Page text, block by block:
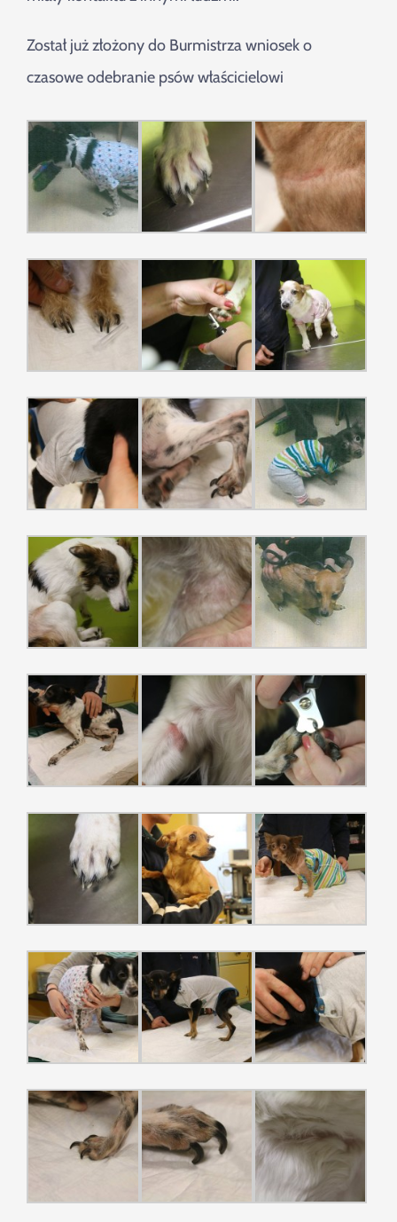
Został już złożony do Burmistrza wniosek o
czasowe odebranie psów właścicielowi